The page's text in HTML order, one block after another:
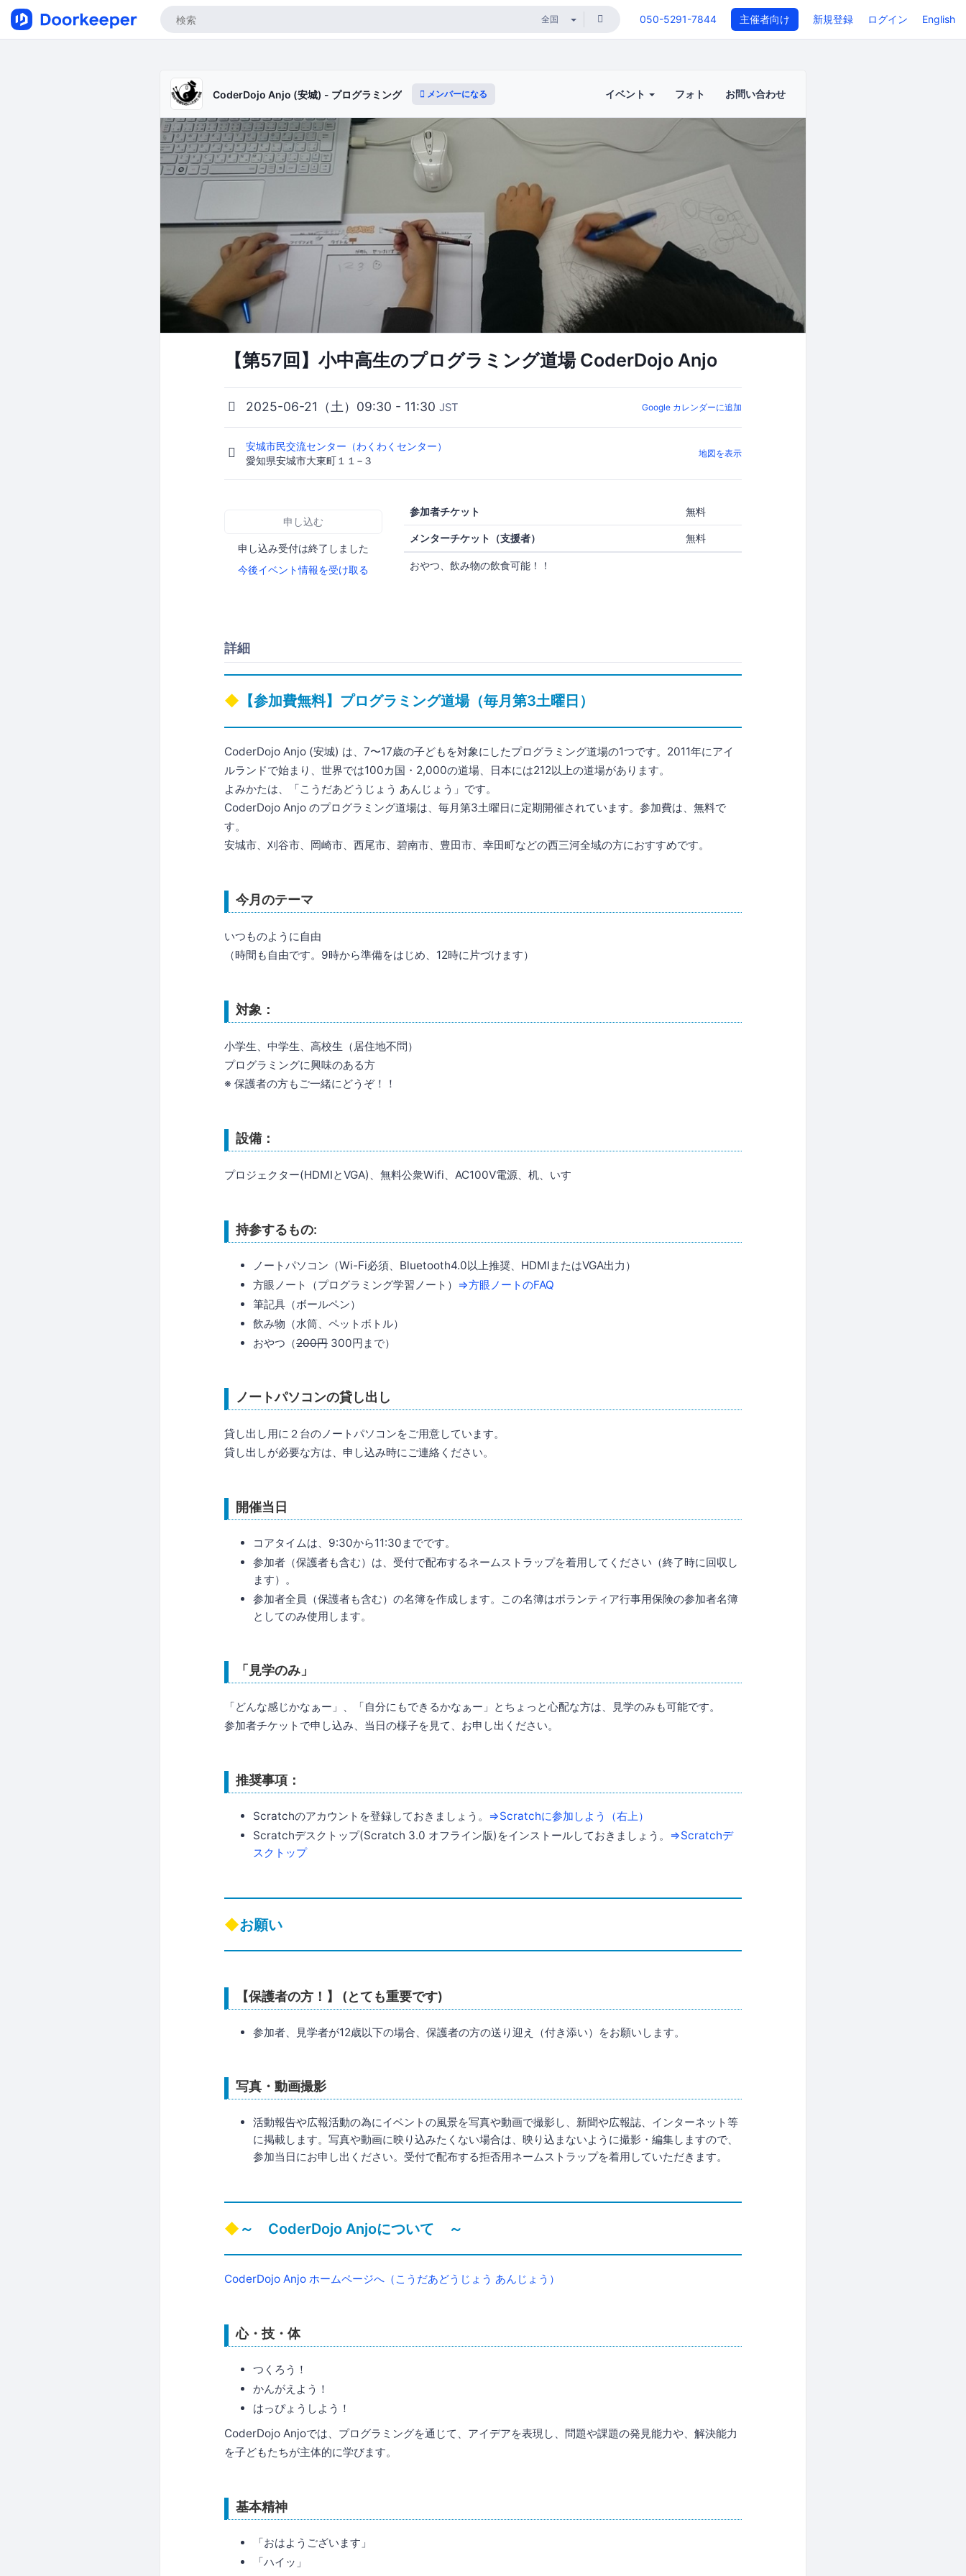
050-5291-7844 主催者向け 新規登録 ログイン English
CoderDojo Anjo (安城) - プログラミング メンバーになる イベント フォト お問い合わせ
【第57回】小中高生のプログラミング道場 CoderDojo Anjo
2025-06-21（土）09:30 - 11:30 JST Google カレンダーに追加
安城市民交流センター（わくわくセンター）
愛知県安城市大東町１１−３
地図を表示
申し込む
申し込み受付は終了しました
今後イベント情報を受け取る
参加者チケット 無料
メンターチケット（支援者） 無料
おやつ、飲み物の飲食可能！！
詳細
【参加費無料】プログラミング道場（毎月第3土曜日）
CoderDojo Anjo (安城) は、7〜17歳の子どもを対象にしたプログラミング道場の1つです。2011年にアイ
ルランドで始まり、世界では100カ国・2,000の道場、日本には212以上の道場があります。
よみかたは、「こうだあどうじょう あんじょう」です。
CoderDojo Anjo のプログラミング道場は、毎月第3土曜日に定期開催されています。参加費は、無料で
す。
安城市、刈谷市、岡崎市、西尾市、碧南市、豊田市、幸田町などの西三河全域の方におすすめです。
今月のテーマ
いつものように自由
（時間も自由です。9時から準備をはじめ、12時に片づけます）
対象：
小学生、中学生、高校生（居住地不問）
プログラミングに興味のある方
※ 保護者の方もご一緒にどうぞ！！
設備：
プロジェクター(HDMIとVGA)、無料公衆Wifi、AC100V電源、机、いす
持参するもの:
ノートパソコン（Wi-Fi必須、Bluetooth4.0以上推奨、HDMIまたはVGA出力）
方眼ノート（プログラミング学習ノート） ⇒方眼ノートのFAQ
筆記具（ボールペン）
飲み物（水筒、ペットボトル）
おやつ（200円 300円まで）
ノートパソコンの貸し出し
貸し出し用に２台のノートパソコンをご用意しています。
貸し出しが必要な方は、申し込み時にご連絡ください。
開催当日
コアタイムは、9:30から11:30までです。
参加者（保護者も含む）は、受付で配布するネームストラップを着用してください（終了時に回収し
ます）。
参加者全員（保護者も含む）の名簿を作成します。この名簿はボランティア行事用保険の参加者名簿
としてのみ使用します。
「見学のみ」
「どんな感じかなぁー」、「自分にもできるかなぁー」とちょっと心配な方は、見学のみも可能です。
参加者チケットで申し込み、当日の様子を見て、お申し出ください。
推奨事項：
Scratchのアカウントを登録しておきましょう。
⇒Scratchに参加しよう（右上）
Scratchデスクトップ(Scratch 3.0 オフライン版)をインストールしておきましょう。
⇒Scratchデ
スクトップ
お願い
【保護者の方！】 (とても重要です)
参加者、見学者が12歳以下の場合、保護者の方の送り迎え（付き添い）をお願いします。
写真・動画撮影
活動報告や広報活動の為にイベントの風景を写真や動画で撮影し、新聞や広報誌、インターネット等
に掲載します。写真や動画に映り込みたくない場合は、映り込まないように撮影・編集しますので、
参加当日にお申し出ください。受付で配布する拒否用ネームストラップを着用していただきます。
～ CoderDojo Anjoについて ～
CoderDojo Anjo ホームページへ（こうだあどうじょう あんじょう）
心・技・体
つくろう！
かんがえよう！
はっぴょうしよう！
CoderDojo Anjoでは、プログラミングを通じて、アイデアを表現し、問題や課題の発見能力や、解決能力
を子どもたちが主体的に学びます。
基本精神
「おはようございます」
「ハイッ」